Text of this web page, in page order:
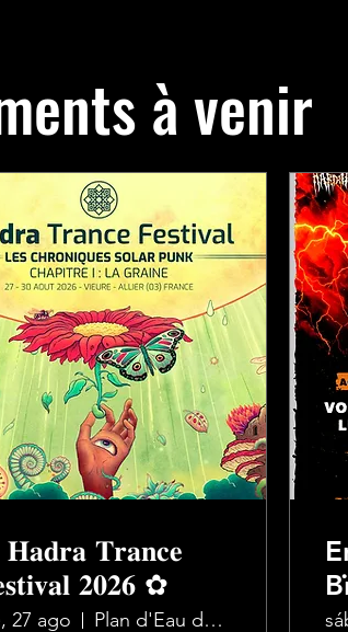
à venir
𝐓𝐫𝐚𝐧𝐜𝐞
𝟐𝟎𝟐𝟔 ✿
27 ago Plan d'Eau de Vieure